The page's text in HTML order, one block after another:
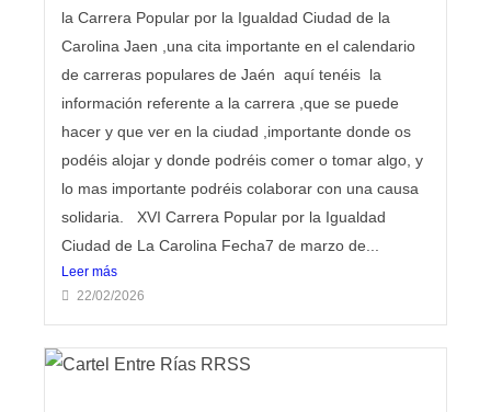
la Carrera Popular por la Igualdad Ciudad de la
Carolina Jaen ,una cita importante en el calendario
de carreras populares de Jaén aquí tenéis la
información referente a la carrera ,que se puede
hacer y que ver en la ciudad ,importante donde os
podéis alojar y donde podréis comer o tomar algo, y
lo mas importante podréis colaborar con una causa
solidaria. XVI Carrera Popular por la Igualdad
Ciudad de La Carolina Fecha7 de marzo de...
Leer más
22/02/2026